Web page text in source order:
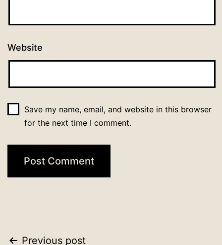
Website
Save my name, email, and website in this browser
for the next time I comment.
Previous post